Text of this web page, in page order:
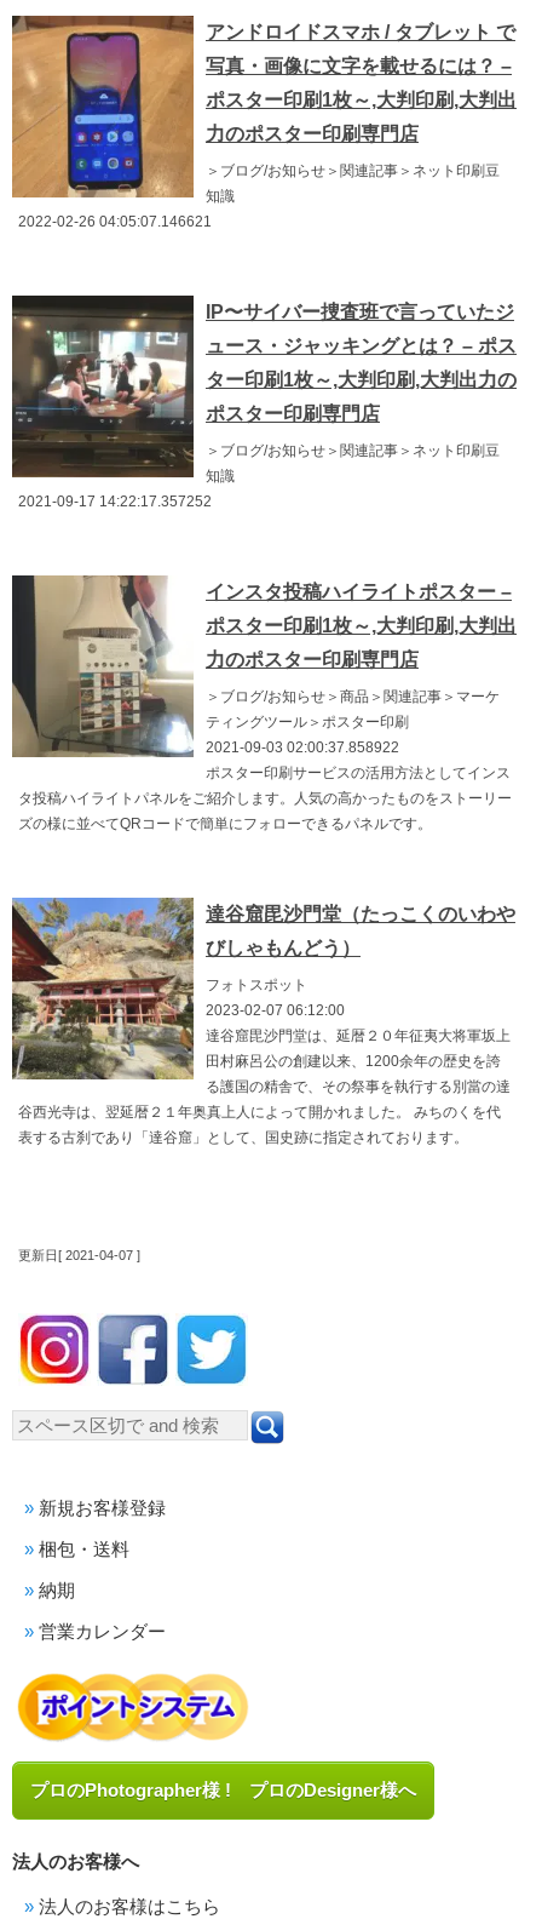
アンドロイドスマホ / タブレット で
写真・画像に文字を載せるには？ –
ポスター印刷1枚～,大判印刷,大判出
力のポスター印刷専門店
＞ブログ/お知らせ＞関連記事＞ネット印刷豆
知識
2022-02-26 04:05:07.146621
IP〜サイバー捜査班で言っていたジ
ュース・ジャッキングとは？ – ポス
ター印刷1枚～,大判印刷,大判出力の
ポスター印刷専門店
＞ブログ/お知らせ＞関連記事＞ネット印刷豆
知識
2021-09-17 14:22:17.357252
インスタ投稿ハイライトポスター –
ポスター印刷1枚～,大判印刷,大判出
力のポスター印刷専門店
＞ブログ/お知らせ＞商品＞関連記事＞マーケ
ティングツール＞ポスター印刷
2021-09-03 02:00:37.858922
ポスター印刷サービスの活用方法としてインス
タ投稿ハイライトパネルをご紹介します。人気の高かったものをストーリー
ズの様に並べてQRコードで簡単にフォローできるパネルです。
達谷窟毘沙門堂（たっこくのいわや
びしゃもんどう）
フォトスポット
2023-02-07 06:12:00
達谷窟毘沙門堂は、延暦２０年征夷大将軍坂上
田村麻呂公の創建以来、1200余年の歴史を誇
る護国の精舎で、その祭事を執行する別當の達
谷西光寺は、翌延暦２１年奥真上人によって開かれました。 みちのくを代
表する古刹であり「達谷窟」として、国史跡に指定されております。
更新日[ 2021-04-07 ]
新規お客様登録
梱包・送料
納期
営業カレンダー
プロのPhotographer様 ! プロのDesigner様へ
法人のお客様へ
法人のお客様はこちら